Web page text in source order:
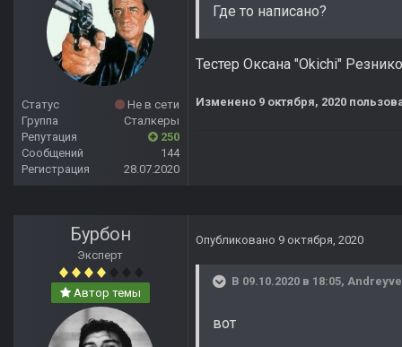
Статус
Не в сети
Группа
Сталкеры
Репутация
250
Сообщений
144
Регистрация
28.07.2020
Где то написано?
Тестер Оксана "Okichi"
Изменено 9 октября, 2020
Бурбон
Эксперт
Автор темы
Опубликовано 9 октября, 2020
В 09.10.2020 в 18:05,
вот